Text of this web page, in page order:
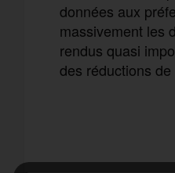
données aux
massivement les
rendus quasi
des réductions
a w